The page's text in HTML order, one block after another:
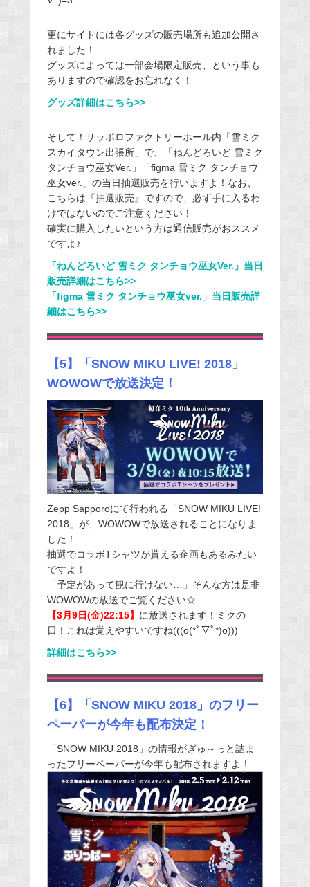
更にサイトには各グッズの販売場所も追加公開さ
れました！
グッズによっては一部会場限定販売、という事も
ありますので確認をお忘れなく！
グッズ詳細はこちら>>
そして！サッポロファクトリーホール内「雪ミク
スカイタウン出張所」で、「ねんどろいど 雪ミク
タンチョウ巫女Ver.」「figma 雪ミク タンチョウ
巫女ver.」の当日抽選販売を行いますよ！なお、
こちらは『抽選販売』ですので、必ず手に入るわ
けではないのでご注意ください！
確実に購入したいという方は通信販売がおススメ
ですよ♪
「ねんどろいど 雪ミク タンチョウ巫女Ver.」当日
販売詳細はこちら>>
「figma 雪ミク タンチョウ巫女ver.」当日販売詳
細はこちら>>
【5】「SNOW MIKU LIVE! 2018」
WOWOWで放送決定！
Zepp Sapporoにて行われる「SNOW MIKU LIVE!
2018」が、WOWOWで放送されることになりま
した！
抽選でコラボTシャツが貰える企画もあるみたい
ですよ！
「予定があって観に行けない…」そんな方は是非
WOWOWの放送でご覧ください☆
【3月9日(金)22:15】 に放送されます！ミクの
日！これは覚えやすいですね(((o(*ﾟ▽ﾟ*)o)))
詳細はこちら>>
【6】「SNOW MIKU 2018」のフリー
ペーパーが今年も配布決定！
「SNOW MIKU 2018」の情報がぎゅ～っと詰ま
ったフリーペーパーが今年も配布されますよ！